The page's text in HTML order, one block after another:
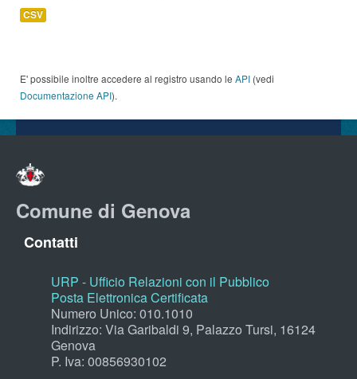
CSV
E' possibile inoltre accedere al registro usando le API (vedi
Documentazione API).
Comune di Genova
Contatti
URP - Ufficio Relazioni con il Pubblico
Posta Elettronica Certificata
Numero Unico: 010.1010
Indirizzo: Via Garibaldi 9, Palazzo Tursi, 16124
Genova
P. Iva: 00856930102